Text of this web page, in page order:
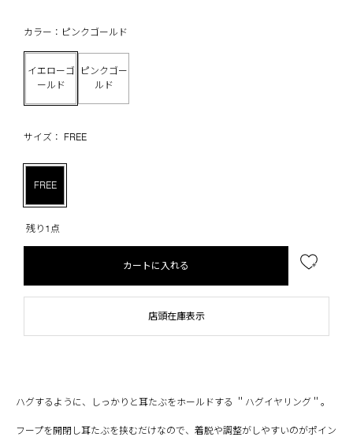
カラー：ピンクゴールド
イエローゴ
ールド
ピンクゴー
ルド
サイズ： FREE
FREE
残り1点
カートに入れる
店頭在庫表示
ハグするように、しっかりと耳たぶをホールドする ＂ハグイヤリング＂。
フープを開閉し耳たぶを挟むだけなので、着脱や調整がしやすいのがポイン